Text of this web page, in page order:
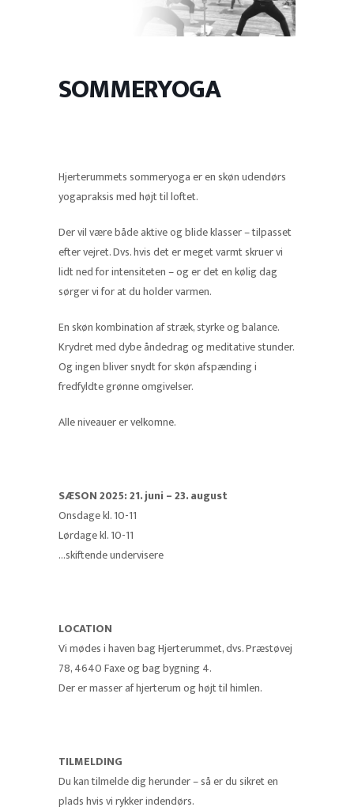
SOMMERYOGA
Hjerterummets sommeryoga er en skøn udendørs
yogapraksis med højt til loftet.
Der vil være både aktive og blide klasser – tilpasset
efter vejret. Dvs. hvis det er meget varmt skruer vi
lidt ned for intensiteten – og er det en kølig dag
sørger vi for at du holder varmen.
En skøn kombination af stræk, styrke og balance.
Krydret med dybe åndedrag og meditative stunder.
Og ingen bliver snydt for skøn afspænding i
fredfyldte grønne omgivelser.
Alle niveauer er velkomne.
SÆSON 2025: 21. juni – 23. august
Onsdage kl. 10-11
Lørdage kl. 10-11
…skiftende undervisere
LOCATION
Vi mødes i haven bag Hjerterummet, dvs. Præstøvej
78, 4640 Faxe og bag bygning 4.
Der er masser af hjerterum og højt til himlen.
TILMELDING
Du kan tilmelde dig herunder – så er du sikret en
plads hvis vi rykker indendørs.